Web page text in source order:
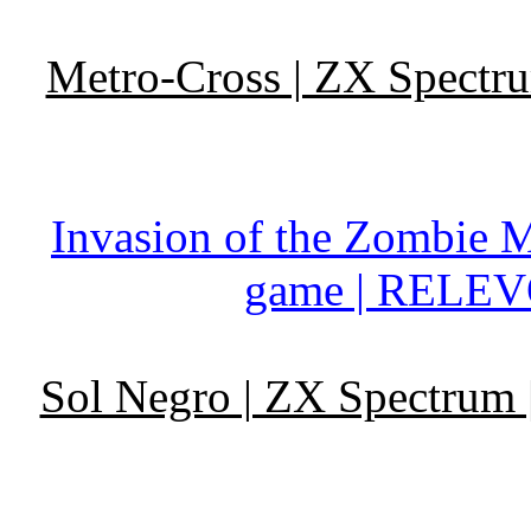
Metro-Cross | ZX
Invasion of the Zombie
game |
Sol Negro | ZX Spectrum